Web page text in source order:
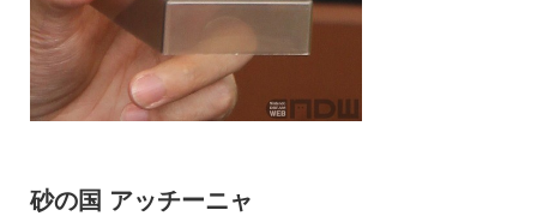
砂の国 アッチーニャ